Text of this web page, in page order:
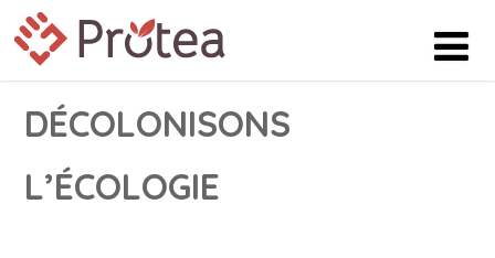
DÉCOLONISONS
L’ÉCOLOGIE